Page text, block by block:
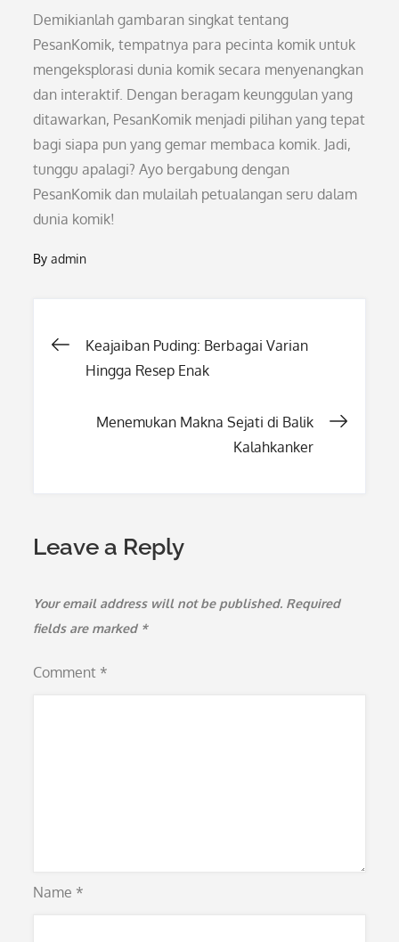
Demikianlah gambaran singkat tentang
PesanKomik, tempatnya para pecinta komik untuk
mengeksplorasi dunia komik secara menyenangkan
dan interaktif. Dengan beragam keunggulan yang
ditawarkan, PesanKomik menjadi pilihan yang tepat
bagi siapa pun yang gemar membaca komik. Jadi,
tunggu apalagi? Ayo bergabung dengan
PesanKomik dan mulailah petualangan seru dalam
dunia komik!
Byadmin
Post
Keajaiban Puding: Berbagai Varian
Hingga Resep Enak
Menemukan Makna Sejati di Balik
Kalahkanker
Leave a Reply
Your email address will not be published. Required
fields are marked *
Comment *
Name *